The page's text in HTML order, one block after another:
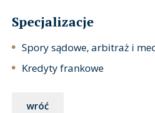
Specjalizacje
Spory sądowe, arbitraż i
Kredyty frankowe
wróć